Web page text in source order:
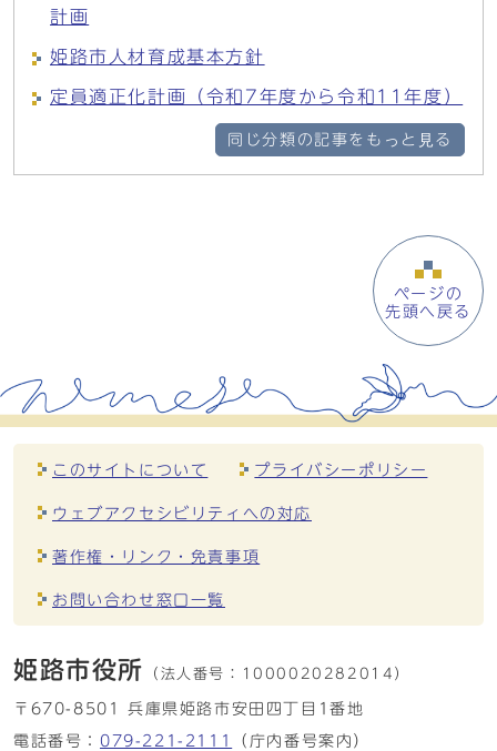
計画
姫路市人材育成基本方針
定員適正化計画（令和7年度から令和11年度）
同じ分類の記事をもっと見る
ページの
先頭へ戻る
このサイトについて プライバシーポリシー
ウェブアクセシビリティへの対応
著作権・リンク・免責事項
お問い合わせ窓口一覧
姫路市役所 （法人番号： 1000020282014）
〒670-8501 兵庫県姫路市安田四丁目1番地
電話番号： 079-221-2111 （庁内番号案内）